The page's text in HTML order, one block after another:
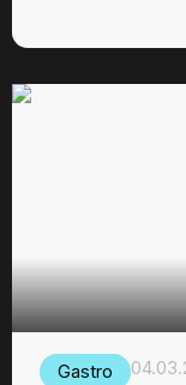
Gastro